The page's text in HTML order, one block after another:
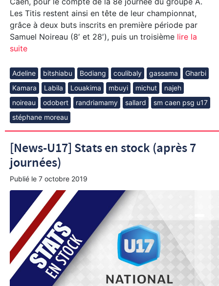
Les Titis restent ainsi en tête de leur championnat,
grâce à deux buts inscrits en première période par
Samuel Noireau (8′ et 28′), puis un troisième lire la
suite
Adeline bitshiabu Bodiang coulibaly gassama
Gharbi
Kamara
Labila Louakima mbuyi michut
najeh
noireau
odobert randriamamy sallard
sm caen psg u17
stéphane moreau
[News-U17] Stats en stock (après 7
journées)
Publié le 7 octobre 2019